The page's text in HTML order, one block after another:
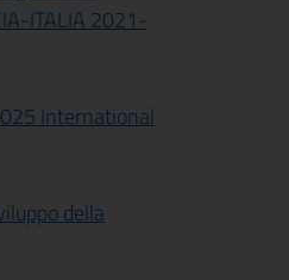
ITALIA 2021-
International
della